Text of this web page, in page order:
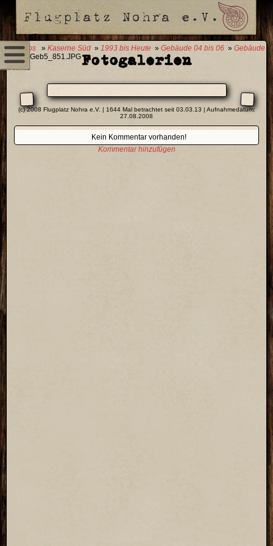
0 Fotos » Kaserne Süd » 1993 bis Heute » Gebäude 04 bis 06 » Gebäude
05» Geb5_851.JPGFotogalerien
(c) 2008 Flugplatz Nohra e.V. | 1644 Mal betrachtet seit 03.03.13 | Aufnahmedatum:
27.08.2008
Kein Kommentar vorhanden!
Kommentar hinzufügen